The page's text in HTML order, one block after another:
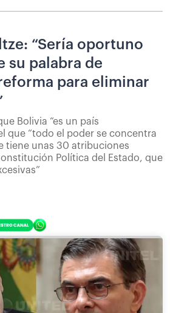
“Sería oportuno
su palabra de
para eliminar
Bolivia “es un país
que “todo el poder se concentra
tiene unas 30 atribuciones
Política del Estado, que